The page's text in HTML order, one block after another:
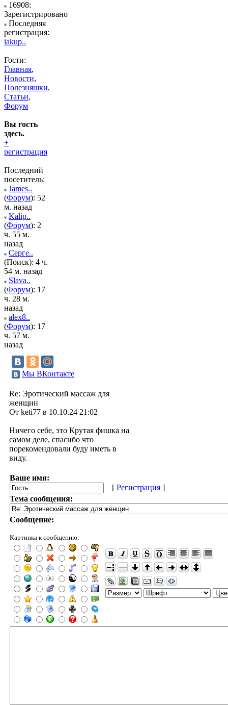
16908:
Зарегистрировано
Последняя
регистрация:
iakup..
Гости:
Главная,
Новости,
Полезняшки,
Статьи,
Форум
Вы гость
здесь.
+
регистрация
Последний
посетитель:
James..
(Форум): 52
м. назад
Kalip..
(Форум): 2
ч. 55 м.
назад
Серге..
(Поиск): 4 ч.
54 м. назад
Slava..
(Форум): 17
ч. 28 м.
назад
alex8..
(Форум): 17
ч. 57 м.
назад
Мы ВКонтакте
Re: Эротический массаж для
женщин
От keti77 в 10.10.24 21:02
Ничего себе, это Крутая фишка на
самом деле, спасибо что
порекомендовали буду иметь в
виду.
Ваше имя:
[ Регистрация ]
Тема сообщения:
Сообщение:
Картинка к сообщению: